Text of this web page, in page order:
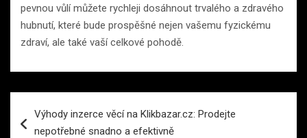
pevnou vůlí můžete rychleji dosáhnout trvalého a zdravého
hubnutí, které bude prospěšné nejen vašemu fyzickému
zdraví, ale také vaší celkové pohodě.
proVýhody inzerce věcí na Klikbazar.cz: Prodejte
nepotřebné snadno a efektivně